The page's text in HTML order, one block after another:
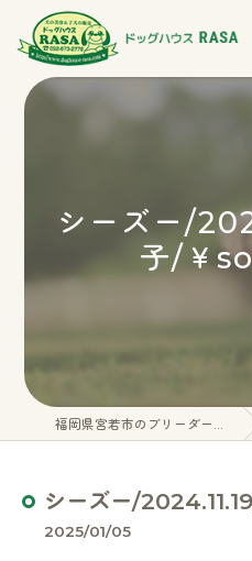
シーズー/
子/￥
福岡県宮若市のブリーダーならドッグハウスRASA
シーズー/
2025/01/05